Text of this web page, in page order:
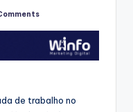
de trabalho no